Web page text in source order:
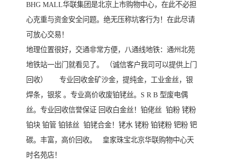
BHG MALL华联集团是北京上市购物中心，在此不必担
心克重与资金安全问题。绝无压称坑客行为！在此尽请
可放心交易！
地理位置很好，交通非常方便，八通线地铁：通州北苑
地铁站一出门就看见了。 （诚信客户我司可以提供上门
回收） 专业回收金矿沙金，提纯金，工业金丝，银
焊条，银浆 。专业高价收废铂铑丝。S R B 型废电偶
丝。专业回收信誉保证 回收白金丝！铂佬丝 铂粉 铑粉
铂块 铂管 铂铱丝 铂铑合金！铑水 铑粉 铂铑粉 钯粉 钯
碳。丰富，高价回收。 皇家珠宝北京华联购物中心天
时名苑店！